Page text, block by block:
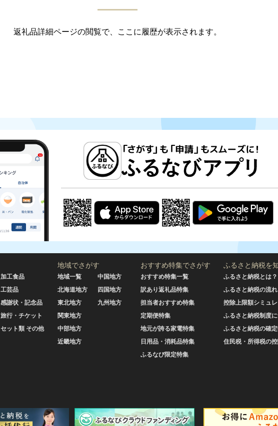
返礼品詳細ページの閲覧で、ここに履歴が表示されます。
加工食品
工芸品
感謝状・記念品
旅行・チケット
セット類 その他
地域でさがす
地域一覧
北海道地方
東北地方
関東地方
中部地方
近畿地方
中国地方
四国地方
九州地方
おすすめ特集でさがす
おすすめ特集一覧
訳あり返礼品特集
担当者おすすめ特集
定期便特集
地元が誇る家電特集
日用品・消耗品特集
ふるなび限定特集
ふるさと納税を
ふるさと納税とは？
ふるさと納税の流れ
控除上限額シミュ
ふるさと納税制度
ふるさと納税の確
住民税・所得税の